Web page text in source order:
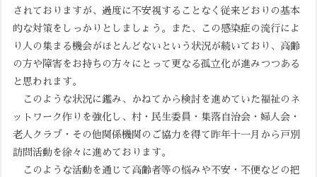
されておりますが、過度に不安視することなく従来どおりの基本
的な対策をしっかりとしましょう。また、この感染症の流行によ
り人の集まる機会がほとんどないという状況が続いており、高齢
の方や障害をお持ちの方々にとって更なる孤立化が進みつつある
と思われます。
このような状況に鑑み、かねてから検討を進めていた福祉のネ
ットワーク作りを強化し、村・民生委員・集落自治会・婦人会・
老人クラブ・その他関係機関のご協力を得て昨年十一月から戸別
訪問活動を徐々に進めております。
このような活動を通じて高齢者等の悩みや不安・不便などの把